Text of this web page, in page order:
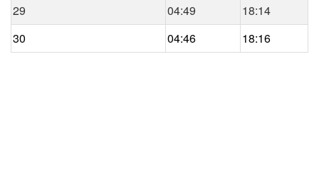
29
04:49
18:14
30
04:46 18:16